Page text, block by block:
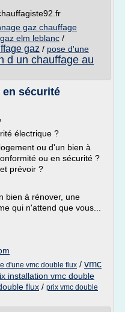
gaz chauffage
elm leblanc /
gaz / pose d'une
d un chauffage au
sécurité
électrique ?
ou d'un bien à
ou en sécurité ?
prévoir ?
bien à rénover, une
qui n'attend que vous...
d'une vmc double flux / vmc
installation vmc double
flux / prix vmc double